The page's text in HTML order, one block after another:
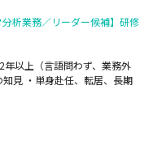
析業務／リーダー候補】研修
年以上（言語問わず、業務外
見 ・単身赴任、転居、長期